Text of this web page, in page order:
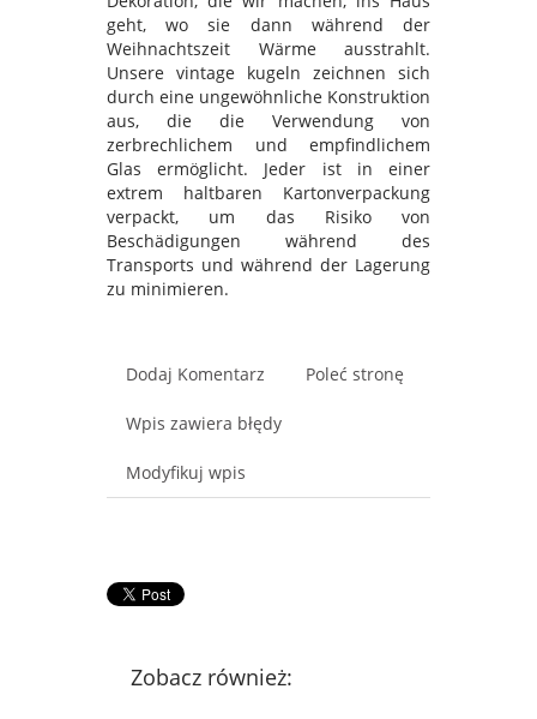
geht, wo sie dann während der
Weihnachtszeit Wärme ausstrahlt.
Unsere vintage kugeln zeichnen sich
durch eine ungewöhnliche Konstruktion
aus, die die Verwendung von
zerbrechlichem und empfindlichem
Glas ermöglicht. Jeder ist in einer
extrem haltbaren Kartonverpackung
verpackt, um das Risiko von
Beschädigungen während des
Transports und während der Lagerung
zu minimieren.
Dodaj Komentarz Poleć stronę
Wpis zawiera błędy
Modyfikuj wpis
Zobacz również: